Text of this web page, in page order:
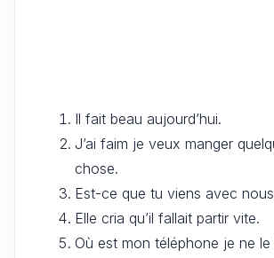
Il fait beau aujourd’hui.
J’ai faim je veux manger
chose.
Est-ce que tu viens avec
Elle cria qu’il fallait partir vite.
Où est mon téléphone je ne